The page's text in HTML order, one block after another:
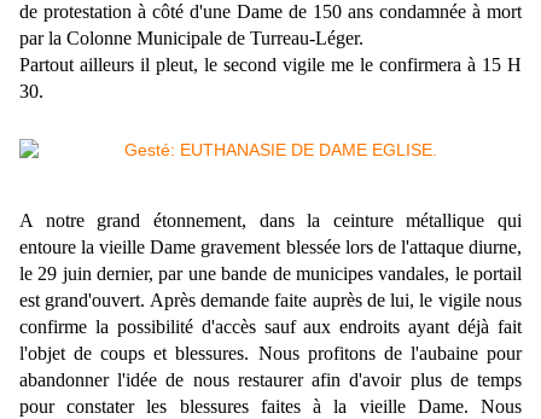
de protestation à côté d'une Dame de 150 ans condamnée à mort
par la Colonne Municipale de Turreau-Léger.
Partout ailleurs il pleut, le second vigile me le confirmera à 15 H
30.
A notre grand étonnement, dans la ceinture métallique qui
entoure la vieille Dame gravement blessée lors de l'attaque diurne,
le 29 juin dernier, par une bande de municipes vandales, le portail
est grand'ouvert. Après demande faite auprès de lui, le vigile nous
confirme la possibilité d'accès sauf aux endroits ayant déjà fait
l'objet de coups et blessures. Nous profitons de l'aubaine pour
abandonner l'idée de nous restaurer afin d'avoir plus de temps
pour constater les blessures faites à la vieille Dame. Nous